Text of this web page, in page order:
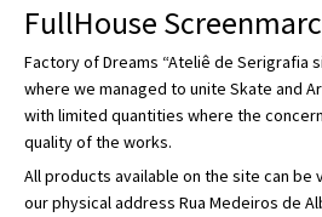
FullHouse
Factory of Dreams “Ateliê de Serigrafia
where we managed to unite Skate and
with limited quantities where the
quality of the works.
All products available on the site can be
our physical address Rua Medeiros de